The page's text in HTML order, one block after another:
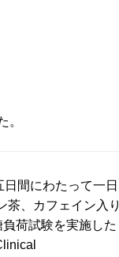
。
間にわたって一日
茶、カフェイン入り
荷試験を実施した